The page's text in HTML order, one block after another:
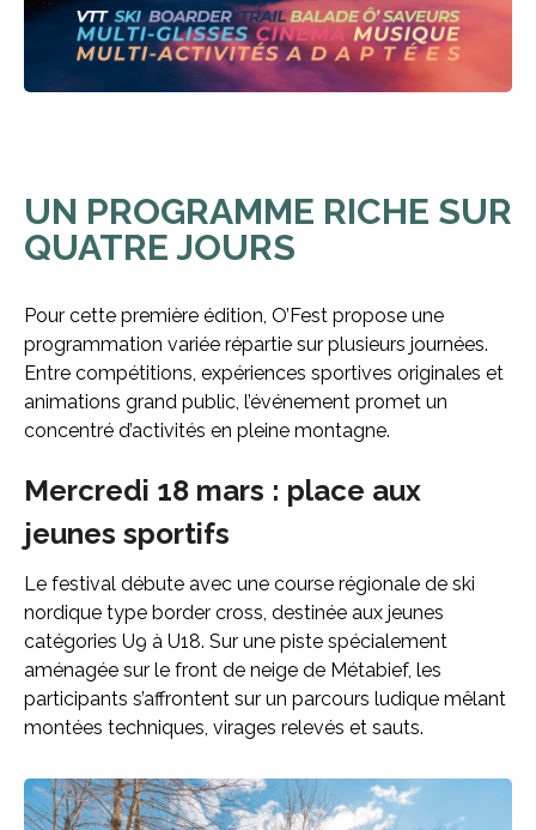
UN PROGRAMME RICHE SUR
QUATRE JOURS
Pour cette première édition, O’Fest propose une
programmation variée répartie sur plusieurs journées.
Entre compétitions, expériences sportives originales et
animations grand public, l’événement promet un
concentré d’activités en pleine montagne.
Mercredi 18 mars : place aux
jeunes sportifs
Le festival débute avec une course régionale de ski
nordique type border cross, destinée aux jeunes
catégories U9 à U18. Sur une piste spécialement
aménagée sur le front de neige de Métabief, les
participants s’affrontent sur un parcours ludique mêlant
montées techniques, virages relevés et sauts.